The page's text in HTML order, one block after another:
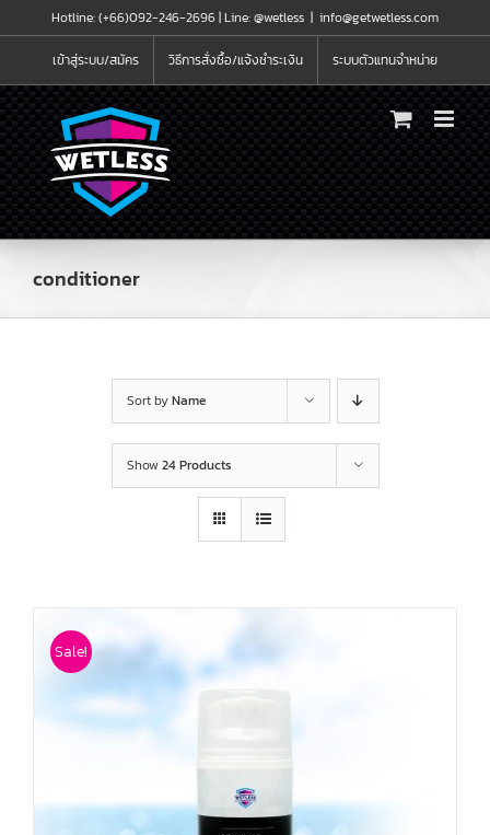
to
Hotline: (+66)092-246-2696 |Line: @wetless | info@getwetless.com
เข้าสู่ระบบ/สมัคร วิธีการสั่งซื้อ/แจ้งชำระเงิน ระบบตัวแทนจำหน่าย
conditioner
Sort byName
Show 24 Products
Sale!